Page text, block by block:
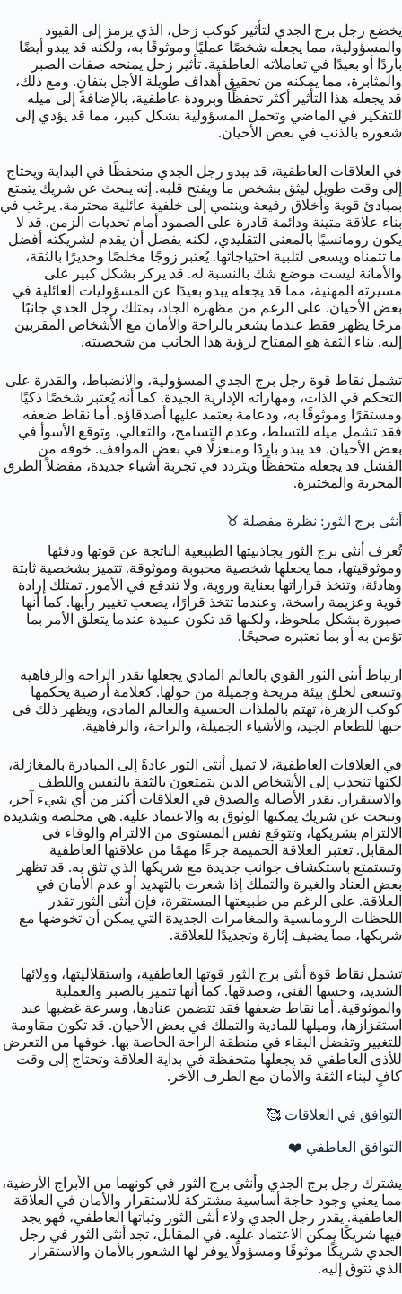
يخضع رجل برج الجدي لتأثير كوكب زحل، الذي يرمز إلى القيود
والمسؤولية، مما يجعله شخصًا عمليًا وموثوقًا به، ولكنه قد يبدو أيضًا
باردًا أو بعيدًا في تعاملاته العاطفية. تأثير زحل يمنحه صفات الصبر
والمثابرة، مما يمكنه من تحقيق أهداف طويلة الأجل بتفانٍ. ومع ذلك،
قد يجعله هذا التأثير أكثر تحفظًا وبرودة عاطفية، بالإضافة إلى ميله
للتفكير في الماضي وتحمل المسؤولية بشكل كبير، مما قد يؤدي إلى
شعوره بالذنب في بعض الأحيان.
في العلاقات العاطفية، قد يبدو رجل الجدي متحفظًا في البداية ويحتاج
إلى وقت طويل ليثق بشخص ما ويفتح قلبه. إنه يبحث عن شريك يتمتع
بمبادئ قوية وأخلاق رفيعة وينتمي إلى خلفية عائلية محترمة. يرغب في
بناء علاقة متينة ودائمة قادرة على الصمود أمام تحديات الزمن. قد لا
يكون رومانسيًا بالمعنى التقليدي، لكنه يفضل أن يقدم لشريكته أفضل
ما تتمناه ويسعى لتلبية احتياجاتها. يُعتبر زوجًا مخلصًا وجديرًا بالثقة،
والأمانة ليست موضع شك بالنسبة له. قد يركز بشكل كبير على
مسيرته المهنية، مما قد يجعله يبدو بعيدًا عن المسؤوليات العائلية في
بعض الأحيان. على الرغم من مظهره الجاد، يمتلك رجل الجدي جانبًا
مرحًا يظهر فقط عندما يشعر بالراحة والأمان مع الأشخاص المقربين
إليه. بناء الثقة هو المفتاح لرؤية هذا الجانب من شخصيته.
تشمل نقاط قوة رجل برج الجدي المسؤولية، والانضباط، والقدرة على
التحكم في الذات، ومهاراته الإدارية الجيدة. كما أنه يُعتبر شخصًا ذكيًا
ومستقرًا وموثوقًا به، ودعامة يعتمد عليها أصدقاؤه. أما نقاط ضعفه
فقد تشمل ميله للتسلط، وعدم التسامح، والتعالي، وتوقع الأسوأ في
بعض الأحيان. قد يبدو باردًا ومنعزلًا في بعض المواقف. خوفه من
الفشل قد يجعله متحفظًا ويتردد في تجربة أشياء جديدة، مفضلاً الطرق
المجربة والمختبرة.
أنثى برج الثور: نظرة مفصلة ♉
تُعرف أنثى برج الثور بجاذبيتها الطبيعية الناتجة عن قوتها ودفئها
وموثوقيتها، مما يجعلها شخصية محبوبة وموثوقة. تتميز بشخصية ثابتة
وهادئة، وتتخذ قراراتها بعناية وروية، ولا تندفع في الأمور. تمتلك إرادة
قوية وعزيمة راسخة، وعندما تتخذ قرارًا، يصعب تغيير رأيها. كما أنها
صبورة بشكل ملحوظ، ولكنها قد تكون عنيدة عندما يتعلق الأمر بما
تؤمن به أو بما تعتبره صحيحًا.
ارتباط أنثى الثور القوي بالعالم المادي يجعلها تقدر الراحة والرفاهية
وتسعى لخلق بيئة مريحة وجميلة من حولها. كعلامة أرضية يحكمها
كوكب الزهرة، تهتم بالملذات الحسية والعالم المادي، ويظهر ذلك في
حبها للطعام الجيد، والأشياء الجميلة، والراحة، والرفاهية.
في العلاقات العاطفية، لا تميل أنثى الثور عادةً إلى المبادرة بالمغازلة،
لكنها تنجذب إلى الأشخاص الذين يتمتعون بالثقة بالنفس واللطف
والاستقرار. تقدر الأصالة والصدق في العلاقات أكثر من أي شيء آخر،
وتبحث عن شريك يمكنها الوثوق به والاعتماد عليه. هي مخلصة وشديدة
الالتزام بشريكها، وتتوقع نفس المستوى من الالتزام والوفاء في
المقابل. تعتبر العلاقة الحميمة جزءًا مهمًا من علاقتها العاطفية
وتستمتع باستكشاف جوانب جديدة مع شريكها الذي تثق به. قد تظهر
بعض العناد والغيرة والتملك إذا شعرت بالتهديد أو عدم الأمان في
العلاقة. على الرغم من طبيعتها المستقرة، فإن أنثى الثور تقدر
اللحظات الرومانسية والمغامرات الجديدة التي يمكن أن تخوضها مع
شريكها، مما يضيف إثارة وتجديدًا للعلاقة.
تشمل نقاط قوة أنثى برج الثور قوتها العاطفية، واستقلاليتها، وولائها
الشديد، وحسها الفني، وصدقها. كما أنها تتميز بالصبر والعملية
والموثوقية. أما نقاط ضعفها فقد تتضمن عنادها، وسرعة غضبها عند
استفزازها، وميلها للمادية والتملك في بعض الأحيان. قد تكون مقاومة
للتغيير وتفضل البقاء في منطقة الراحة الخاصة بها. خوفها من التعرض
للأذى العاطفي قد يجعلها متحفظة في بداية العلاقة وتحتاج إلى وقت
كافٍ لبناء الثقة والأمان مع الطرف الآخر.
التوافق في العلاقات 🥰
التوافق العاطفي ❤️
يشترك رجل برج الجدي وأنثى برج الثور في كونهما من الأبراج الأرضية،
مما يعني وجود حاجة أساسية مشتركة للاستقرار والأمان في العلاقة
العاطفية. يقدر رجل الجدي ولاء أنثى الثور وثباتها العاطفي، فهو يجد
فيها شريكًا يمكن الاعتماد عليه. في المقابل، تجد أنثى الثور في رجل
الجدي شريكًا موثوقًا ومسؤولًا يوفر لها الشعور بالأمان والاستقرار
الذي تتوق إليه.